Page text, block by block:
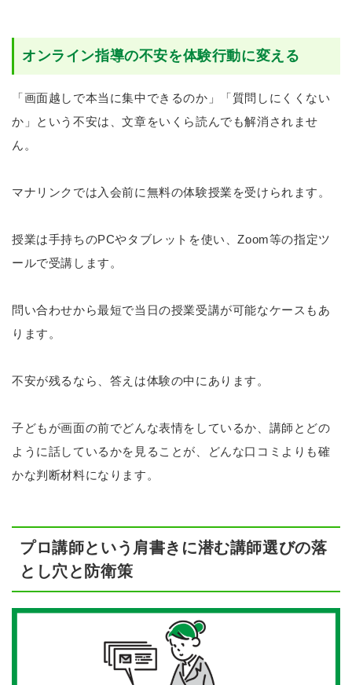
オンライン指導の不安を体験行動に変える
「画面越しで本当に集中できるのか」「質問しにくくない
か」という不安は、文章をいくら読んでも解消されませ
ん。
マナリンクでは入会前に無料の体験授業を受けられます。
授業は手持ちのPCやタブレットを使い、Zoom等の指定ツ
ールで受講します。
問い合わせから最短で当日の授業受講が可能なケースもあ
ります。
不安が残るなら、答えは体験の中にあります。
子どもが画面の前でどんな表情をしているか、講師とどの
ように話しているかを見ることが、どんな口コミよりも確
かな判断材料になります。
プロ講師という肩書きに潜む講師選びの落
とし穴と防衛策